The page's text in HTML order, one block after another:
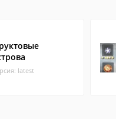
latest